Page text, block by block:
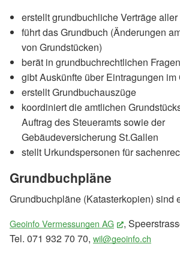
erstellt grundbuchliche Verträge aller
führt das Grundbuch (Änderungen
von Grundstücken)
berät in grundbuchrechtlichen Fragen
gibt Auskünfte über Eintragungen im
erstellt Grundbuchauszüge
koordiniert die amtlichen
Auftrag des Steueramts sowie der
Gebäudeversicherung St.Gallen
stellt Urkundspersonen für
Grundbuchpläne
Grundbuchpläne (Katasterkopien) sind
Geoinfo Vermessungen AG (External Link)
,
Tel. 071 932 70 70, wil@geoinfo.ch